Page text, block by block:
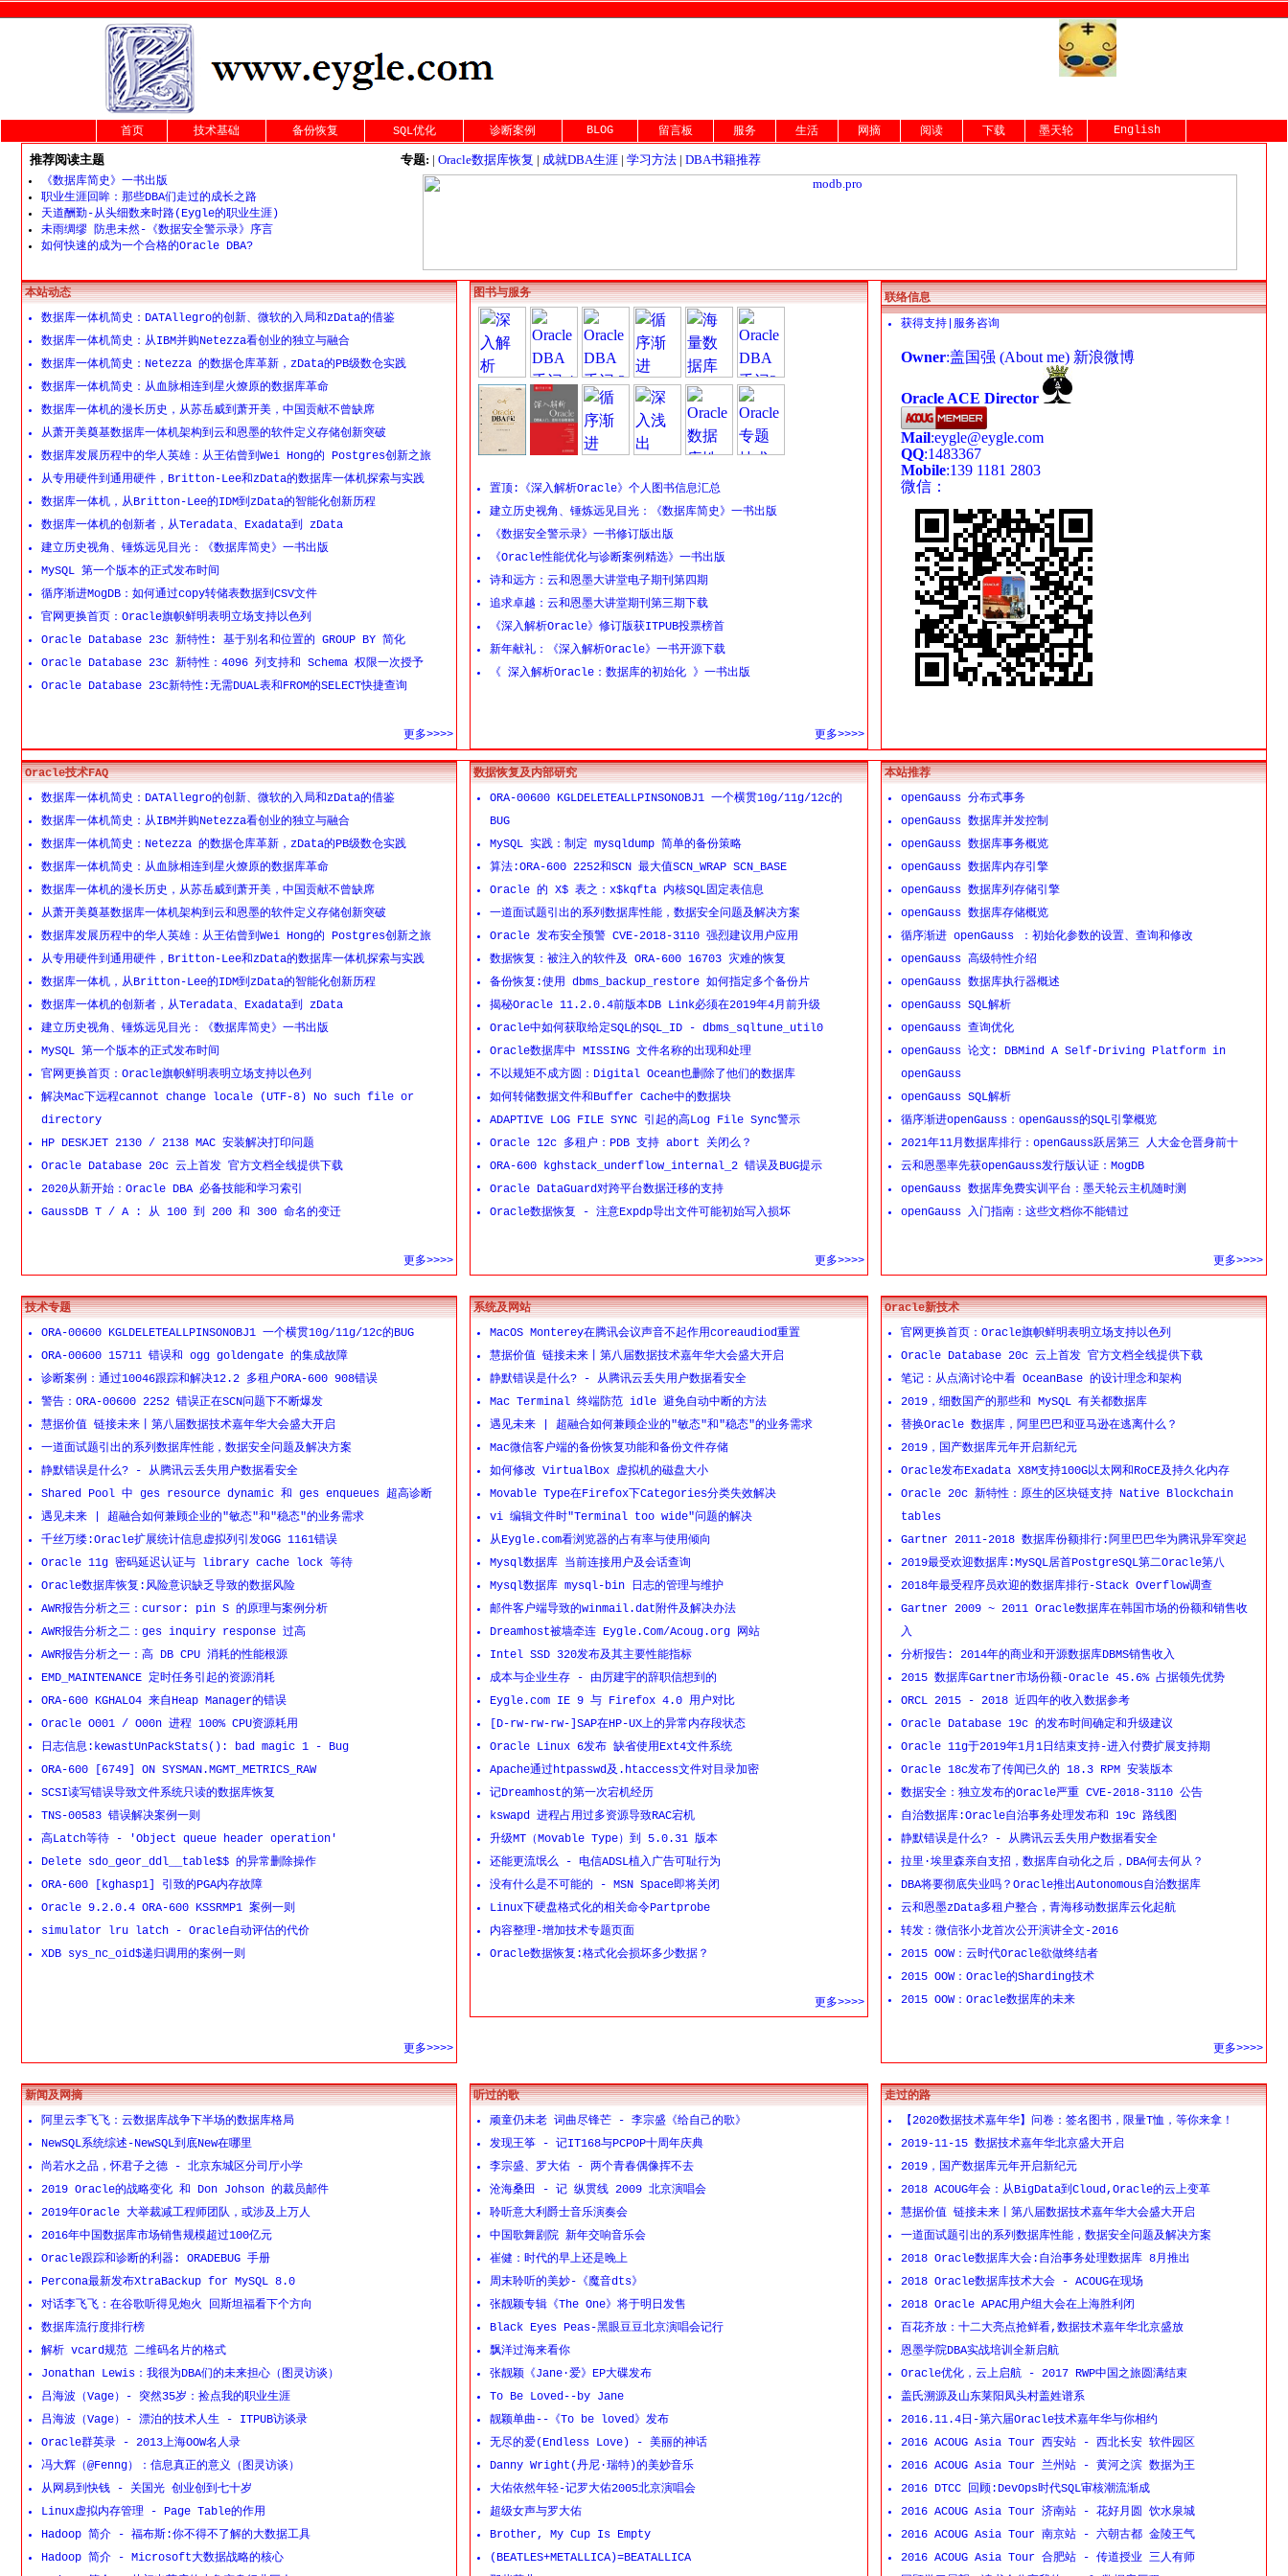
首页 技术基础 备份恢复 SQL优化 诊断案例 BLOG 留言板 服务 生活 网摘 阅读 下载 墨天轮 English
推荐阅读主题 专题: | Oracle数据库恢复 | 成就DBA生涯 | 学习方法 | DBA书籍推荐
《数据库简史》一书出版
职业生涯回眸：那些DBA们走过的成长之路
天道酬勤-从头细数来时路(Eygle的职业生涯)
未雨绸缪 防患未然-《数据安全警示录》序言
如何快速的成为一个合格的Oracle DBA?
本站动态
数据库一体机简史：DATAllegro的创新、微软的入局和zData的借鉴
数据库一体机简史：从IBM并购Netezza看创业的独立与融合
数据库一体机简史：Netezza 的数据仓库革新，zData的PB级数仓实践
数据库一体机简史：从血脉相连到星火燎原的数据库革命
数据库一体机的漫长历史，从苏岳威到萧开美，中国贡献不曾缺席
从萧开美奠基数据库一体机架构到云和恩墨的软件定义存储创新突破
数据库发展历程中的华人英雄：从王佑曾到Wei Hong的 Postgres创新之旅
从专用硬件到通用硬件，Britton-Lee和zData的数据库一体机探索与实践
数据库一体机，从Britton-Lee的IDM到zData的智能化创新历程
数据库一体机的创新者，从Teradata、Exadata到 zData
建立历史视角、锤炼远见目光：《数据库简史》一书出版
MySQL 第一个版本的正式发布时间
循序渐进MogDB：如何通过copy转储表数据到CSV文件
官网更换首页：Oracle旗帜鲜明表明立场支持以色列
Oracle Database 23c 新特性: 基于别名和位置的 GROUP BY 简化
Oracle Database 23c 新特性：4096 列支持和 Schema 权限一次授予
Oracle Database 23c新特性:无需DUAL表和FROM的SELECT快捷查询
更多>>>>
图书与服务
置顶:《深入解析Oracle》个人图书信息汇总
建立历史视角、锤炼远见目光：《数据库简史》一书出版
《数据安全警示录》一书修订版出版
《Oracle性能优化与诊断案例精选》一书出版
诗和远方：云和恩墨大讲堂电子期刊第四期
追求卓越：云和恩墨大讲堂期刊第三期下载
《深入解析Oracle》修订版获ITPUB投票榜首
新年献礼：《深入解析Oracle》一书开源下载
《 深入解析Oracle：数据库的初始化 》一书出版
更多>>>>
联络信息
获得支持|服务咨询
Owner:盖国强 (About me) 新浪微博
Oracle ACE Director
Mail:eygle@eygle.com
QQ:1483367
Mobile:139 1181 2803
微信：
Oracle技术FAQ
数据库一体机简史：DATAllegro的创新、微软的入局和zData的借鉴
数据库一体机简史：从IBM并购Netezza看创业的独立与融合
数据库一体机简史：Netezza 的数据仓库革新，zData的PB级数仓实践
数据库一体机简史：从血脉相连到星火燎原的数据库革命
数据库一体机的漫长历史，从苏岳威到萧开美，中国贡献不曾缺席
从萧开美奠基数据库一体机架构到云和恩墨的软件定义存储创新突破
数据库发展历程中的华人英雄：从王佑曾到Wei Hong的 Postgres创新之旅
从专用硬件到通用硬件，Britton-Lee和zData的数据库一体机探索与实践
数据库一体机，从Britton-Lee的IDM到zData的智能化创新历程
数据库一体机的创新者，从Teradata、Exadata到 zData
建立历史视角、锤炼远见目光：《数据库简史》一书出版
MySQL 第一个版本的正式发布时间
官网更换首页：Oracle旗帜鲜明表明立场支持以色列
解决Mac下远程cannot change locale (UTF-8) No such file or
directory
HP DESKJET 2130 / 2138 MAC 安装解决打印问题
Oracle Database 20c 云上首发 官方文档全线提供下载
2020从新开始：Oracle DBA 必备技能和学习索引
GaussDB T / A : 从 100 到 200 和 300 命名的变迁
更多>>>>
数据恢复及内部研究
ORA-00600 KGLDELETEALLPINSONOBJ1 一个横贯10g/11g/12c的
BUG
MySQL 实践：制定 mysqldump 简单的备份策略
算法:ORA-600 2252和SCN 最大值SCN_WRAP SCN_BASE
Oracle 的 X$ 表之：x$kqfta 内核SQL固定表信息
一道面试题引出的系列数据库性能，数据安全问题及解决方案
Oracle 发布安全预警 CVE-2018-3110 强烈建议用户应用
数据恢复：被注入的软件及 ORA-600 16703 灾难的恢复
备份恢复:使用 dbms_backup_restore 如何指定多个备份片
揭秘Oracle 11.2.0.4前版本DB Link必须在2019年4月前升级
Oracle中如何获取给定SQL的SQL_ID - dbms_sqltune_util0
Oracle数据库中 MISSING 文件名称的出现和处理
不以规矩不成方圆：Digital Ocean也删除了他们的数据库
如何转储数据文件和Buffer Cache中的数据块
ADAPTIVE LOG FILE SYNC 引起的高Log File Sync警示
Oracle 12c 多租户：PDB 支持 abort 关闭么？
ORA-600 kghstack_underflow_internal_2 错误及BUG提示
Oracle DataGuard对跨平台数据迁移的支持
Oracle数据恢复 - 注意Expdp导出文件可能初始写入损坏
更多>>>>
本站推荐
openGauss 分布式事务
openGauss 数据库并发控制
openGauss 数据库事务概览
openGauss 数据库内存引擎
openGauss 数据库列存储引擎
openGauss 数据库存储概览
循序渐进 openGauss ：初始化参数的设置、查询和修改
openGauss 高级特性介绍
openGauss 数据库执行器概述
openGauss SQL解析
openGauss 查询优化
openGauss 论文: DBMind A Self-Driving Platform in
openGauss
openGauss SQL解析
循序渐进openGauss：openGauss的SQL引擎概览
2021年11月数据库排行：openGauss跃居第三 人大金仓晋身前十
云和恩墨率先获openGauss发行版认证：MogDB
openGauss 数据库免费实训平台：墨天轮云主机随时测
openGauss 入门指南：这些文档你不能错过
更多>>>>
技术专题
ORA-00600 KGLDELETEALLPINSONOBJ1 一个横贯10g/11g/12c的BUG
ORA-00600 15711 错误和 ogg goldengate 的集成故障
诊断案例：通过10046跟踪和解决12.2 多租户ORA-600 908错误
警告：ORA-00600 2252 错误正在SCN问题下不断爆发
慧据价值 链接未来丨第八届数据技术嘉年华大会盛大开启
一道面试题引出的系列数据库性能，数据安全问题及解决方案
静默错误是什么? - 从腾讯云丢失用户数据看安全
Shared Pool 中 ges resource dynamic 和 ges enqueues 超高诊断
遇见未来 | 超融合如何兼顾企业的"敏态"和"稳态"的业务需求
千丝万缕:Oracle扩展统计信息虚拟列引发OGG 1161错误
Oracle 11g 密码延迟认证与 library cache lock 等待
Oracle数据库恢复:风险意识缺乏导致的数据风险
AWR报告分析之三：cursor: pin S 的原理与案例分析
AWR报告分析之二：ges inquiry response 过高
AWR报告分析之一：高 DB CPU 消耗的性能根源
EMD_MAINTENANCE 定时任务引起的资源消耗
ORA-600 KGHALO4 来自Heap Manager的错误
Oracle O001 / O00n 进程 100% CPU资源耗用
日志信息:kewastUnPackStats(): bad magic 1 - Bug
ORA-600 [6749] ON SYSMAN.MGMT_METRICS_RAW
SCSI读写错误导致文件系统只读的数据库恢复
TNS-00583 错误解决案例一则
高Latch等待 - 'Object queue header operation'
Delete sdo_geor_ddl__table$$ 的异常删除操作
ORA-600 [kghasp1] 引致的PGA内存故障
Oracle 9.2.0.4 ORA-600 KSSRMP1 案例一则
simulator lru latch - Oracle自动评估的代价
XDB sys_nc_oid$递归调用的案例一则
更多>>>>
系统及网站
MacOS Monterey在腾讯会议声音不起作用coreaudiod重置
慧据价值 链接未来丨第八届数据技术嘉年华大会盛大开启
静默错误是什么? - 从腾讯云丢失用户数据看安全
Mac Terminal 终端防范 idle 避免自动中断的方法
遇见未来 | 超融合如何兼顾企业的"敏态"和"稳态"的业务需求
Mac微信客户端的备份恢复功能和备份文件存储
如何修改 VirtualBox 虚拟机的磁盘大小
Movable Type在Firefox下Categories分类失效解决
vi 编辑文件时"Terminal too wide"问题的解决
从Eygle.com看浏览器的占有率与使用倾向
Mysql数据库 当前连接用户及会话查询
Mysql数据库 mysql-bin 日志的管理与维护
邮件客户端导致的winmail.dat附件及解决办法
Dreamhost被墙牵连 Eygle.Com/Acoug.org 网站
Intel SSD 320发布及其主要性能指标
成本与企业生存 - 由厉建宇的辞职信想到的
Eygle.com IE 9 与 Firefox 4.0 用户对比
[D-rw-rw-rw-]SAP在HP-UX上的异常内存段状态
Oracle Linux 6发布 缺省使用Ext4文件系统
Apache通过htpasswd及.htaccess文件对目录加密
记Dreamhost的第一次宕机经历
kswapd 进程占用过多资源导致RAC宕机
升级MT（Movable Type）到 5.0.31 版本
还能更流氓么 - 电信ADSL植入广告可耻行为
没有什么是不可能的 - MSN Space即将关闭
Linux下硬盘格式化的相关命令Partprobe
内容整理-增加技术专题页面
Oracle数据恢复:格式化会损坏多少数据？
更多>>>>
Oracle新技术
官网更换首页：Oracle旗帜鲜明表明立场支持以色列
Oracle Database 20c 云上首发 官方文档全线提供下载
笔记：从点滴讨论中看 OceanBase 的设计理念和架构
2019，细数国产的那些和 MySQL 有关都数据库
替换Oracle 数据库，阿里巴巴和亚马逊在逃离什么？
2019，国产数据库元年开启新纪元
Oracle发布Exadata X8M支持100G以太网和RoCE及持久化内存
Oracle 20c 新特性：原生的区块链支持 Native Blockchain
tables
Gartner 2011-2018 数据库份额排行:阿里巴巴华为腾讯异军突起
2019最受欢迎数据库:MySQL居首PostgreSQL第二Oracle第八
2018年最受程序员欢迎的数据库排行-Stack Overflow调查
Gartner 2009 ~ 2011 Oracle数据库在韩国市场的份额和销售收
入
分析报告: 2014年的商业和开源数据库DBMS销售收入
2015 数据库Gartner市场份额-Oracle 45.6% 占据领先优势
ORCL 2015 - 2018 近四年的收入数据参考
Oracle Database 19c 的发布时间确定和升级建议
Oracle 11g于2019年1月1日结束支持-进入付费扩展支持期
Oracle 18c发布了传闻已久的 18.3 RPM 安装版本
数据安全：独立发布的Oracle严重 CVE-2018-3110 公告
自治数据库:Oracle自治事务处理发布和 19c 路线图
静默错误是什么? - 从腾讯云丢失用户数据看安全
拉里·埃里森亲自支招，数据库自动化之后，DBA何去何从？
DBA将要彻底失业吗？Oracle推出Autonomous自治数据库
云和恩墨zData多租户整合，青海移动数据库云化起航
转发：微信张小龙首次公开演讲全文-2016
2015 OOW：云时代Oracle欲做终结者
2015 OOW：Oracle的Sharding技术
2015 OOW：Oracle数据库的未来
更多>>>>
新闻及网摘
阿里云李飞飞：云数据库战争下半场的数据库格局
NewSQL系统综述-NewSQL到底New在哪里
尚若水之品，怀君子之德 - 北京东城区分司厅小学
2019 Oracle的战略变化 和 Don Johson 的裁员邮件
2019年Oracle 大举裁减工程师团队，或涉及上万人
2016年中国数据库市场销售规模超过100亿元
Oracle跟踪和诊断的利器: ORADEBUG 手册
Percona最新发布XtraBackup for MySQL 8.0
对话李飞飞：在谷歌听得见炮火 回斯坦福看下个方向
数据库流行度排行榜
解析 vcard规范 二维码名片的格式
Jonathan Lewis：我很为DBA们的未来担心（图灵访谈）
吕海波（Vage）- 突然35岁：捡点我的职业生涯
吕海波（Vage）- 漂泊的技术人生 - ITPUB访谈录
Oracle群英录 - 2013上海OOW名人录
冯大辉（@Fenng）：信息真正的意义（图灵访谈）
从网易到快钱 - 关国光 创业创到七十岁
Linux虚拟内存管理 - Page Table的作用
Hadoop 简介 - 福布斯:你不得不了解的大数据工具
Hadoop 简介 - Microsoft大数据战略的核心
听过的歌
顽童仍未老 词曲尽锋芒 - 李宗盛《给自己的歌》
发现王筝 - 记IT168与PCPOP十周年庆典
李宗盛、罗大佑 - 两个青春偶像挥不去
沧海桑田 - 记 纵贯线 2009 北京演唱会
聆听意大利爵士音乐演奏会
中国歌舞剧院 新年交响音乐会
崔健：时代的早上还是晚上
周末聆听的美妙-《魔音dts》
张靓颖专辑《The One》将于明日发售
Black Eyes Peas-黑眼豆豆北京演唱会记行
飘洋过海来看你
张靓颖《Jane·爱》EP大碟发布
To Be Loved--by Jane
靓颖单曲--《To be loved》发布
无尽的爱(Endless Love) - 美丽的神话
Danny Wright(丹尼·瑞特)的美妙音乐
大佑依然年轻-记罗大佑2005北京演唱会
超级女声与罗大佑
Brother, My Cup Is Empty
(BEATLES+METALLICA)=BEATALLICA
走过的路
【2020数据技术嘉年华】问卷：签名图书，限量T恤，等你来拿！
2019-11-15 数据技术嘉年华北京盛大开启
2019，国产数据库元年开启新纪元
2018 ACOUG年会：从BigData到Cloud,Oracle的云上变革
慧据价值 链接未来丨第八届数据技术嘉年华大会盛大开启
一道面试题引出的系列数据库性能，数据安全问题及解决方案
2018 Oracle数据库大会:自治事务处理数据库 8月推出
2018 Oracle数据库技术大会 - ACOUG在现场
2018 Oracle APAC用户组大会在上海胜利闭
百花齐放：十二大亮点抢鲜看,数据技术嘉年华北京盛放
恩墨学院DBA实战培训全新启航
Oracle优化，云上启航 - 2017 RWP中国之旅圆满结束
盖氏溯源及山东莱阳凤头村盖姓谱系
2016.11.4日-第六届Oracle技术嘉年华与你相约
2016 ACOUG Asia Tour 西安站 - 西北长安 软件园区
2016 ACOUG Asia Tour 兰州站 - 黄河之滨 数据为王
2016 DTCC 回顾:DevOps时代SQL审核潮流渐成
2016 ACOUG Asia Tour 济南站 - 花好月圆 饮水泉城
2016 ACOUG Asia Tour 南京站 - 六朝古都 金陵王气
2016 ACOUG Asia Tour 合肥站 - 传道授业 三人有师